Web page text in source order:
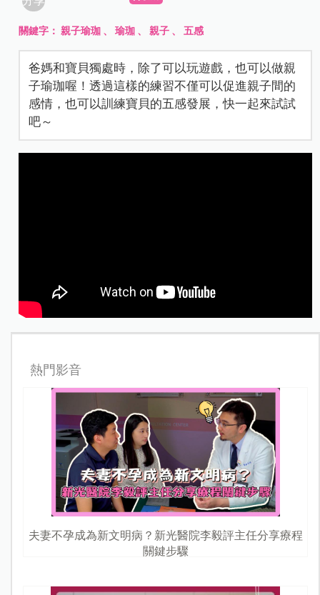
關鍵字：親子瑜珈 、瑜珈 、親子 、五感
爸媽和寶貝獨處時，除了可以玩遊戲，也可以做親
子瑜珈喔！透過這樣的練習不僅可以促進親子間的
感情，也可以訓練寶貝的五感發展，快一起來試試
吧～
熱門影音
夫妻不孕成為新文明病？新光醫院李毅評主任分享療程
關鍵步驟